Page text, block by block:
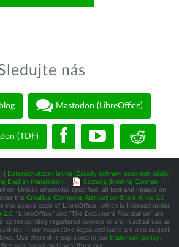
nás
Mastodon (LibreOffice)
(TDF)
Datenschutzerklärung (Zásady ochrany osobních údajů)
English translation) -
Satzung (binding German
Unless otherwise specified, all text and images on
the Creative Commons Attribution-Share Alike 3.0
the source code of LibreOffice, which is licensed under
. “LibreOffice” and “The Document Foundation” are
corresponding registered owners or are in actual use as
Their respective logos and icons are also subject
Use thereof is explained in our trademark policy
was based on OpenOffice.org.